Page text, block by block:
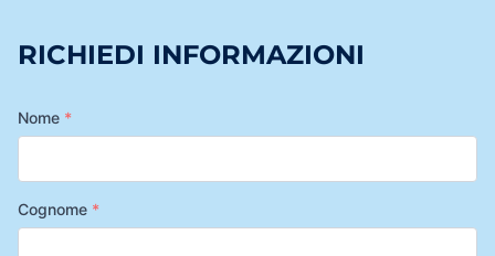
RICHIEDI INFORMAZIONI
Nome *
Cognome *